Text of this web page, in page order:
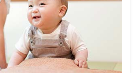
例＞
：（短大）約300万円、（四大）約340万円
：約390万円
：約410万円